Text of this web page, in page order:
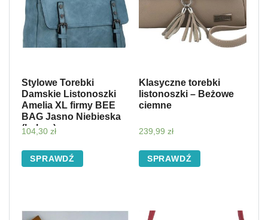
Stylowe Torebki
Damskie Listonoszki
Amelia XL firmy BEE
BAG Jasno Niebieska
(kolory)
104,30 zł
SPRAWDŹ
Klasyczne torebki
listonoszki – Beżowe
ciemne
239,99 zł
SPRAWDŹ